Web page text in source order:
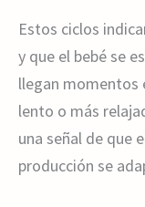
Estos ciclos
y que el bebé se
llegan momentos
lento o más
una señal de que
producción se